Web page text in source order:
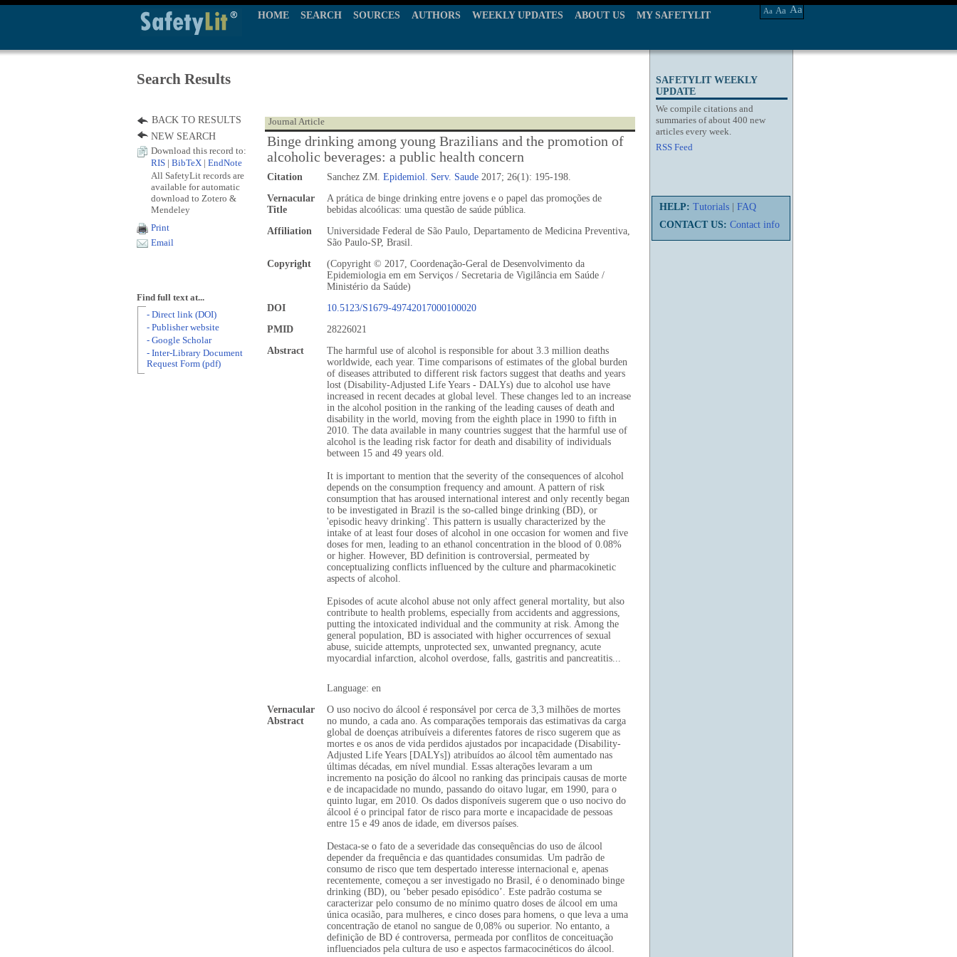
HOME SEARCH SOURCES AUTHORS WEEKLY UPDATES ABOUT US MY SAFETYLIT Aa Aa Aa
SAFETYLIT WEEKLY
UPDATE
We compile citations and
summaries of about 400 new
articles every week.
RSS Feed
HELP: Tutorials
FAQ
CONTACT US: Contact info
Search Results
Journal Article
Binge drinking among young Brazilians and the promotion of
alcoholic beverages: a public health concern
Citation Sanchez ZM. Epidemiol. Serv. Saude 2017; 26(1): 195-198.
Vernacular
Title
A prática de binge drinking entre jovens e o papel das promoções de
bebidas alcoólicas: uma questão de saúde pública.
Affiliation
Universidade Federal de São Paulo, Departamento de Medicina Preventiva,
São Paulo-SP, Brasil.
Copyright
(Copyright © 2017, Coordenação-Geral de Desenvolvimento da
Epidemiologia em em Serviços / Secretaria de Vigilância em Saúde /
Ministério da Saúde)
DOI
10.5123/S1679-49742017000100020
PMID
28226021
Abstract
The harmful use of alcohol is responsible for about 3.3 million deaths
worldwide, each year. Time comparisons of estimates of the global burden
of diseases attributed to different risk factors suggest that deaths and years
lost (Disability-Adjusted Life Years - DALYs) due to alcohol use have
increased in recent decades at global level. These changes led to an increase
in the alcohol position in the ranking of the leading causes of death and
disability in the world, moving from the eighth place in 1990 to fifth in
2010. The data available in many countries suggest that the harmful use of
alcohol is the leading risk factor for death and disability of individuals
between 15 and 49 years old.
It is important to mention that the severity of the consequences of alcohol
depends on the consumption frequency and amount. A pattern of risk
consumption that has aroused international interest and only recently began
to be investigated in Brazil is the so-called binge drinking (BD), or
'episodic heavy drinking'. This pattern is usually characterized by the
intake of at least four doses of alcohol in one occasion for women and five
doses for men, leading to an ethanol concentration in the blood of 0.08%
or higher. However, BD definition is controversial, permeated by
conceptualizing conflicts influenced by the culture and pharmacokinetic
aspects of alcohol.
Episodes of acute alcohol abuse not only affect general mortality, but also
contribute to health problems, especially from accidents and aggressions,
putting the intoxicated individual and the community at risk. Among the
general population, BD is associated with higher occurrences of sexual
abuse, suicide attempts, unprotected sex, unwanted pregnancy, acute
myocardial infarction, alcohol overdose, falls, gastritis and pancreatitis...
Language: en
Vernacular
Abstract
O uso nocivo do álcool é responsável por cerca de 3,3 milhões de mortes
no mundo, a cada ano. As comparações temporais das estimativas da carga
global de doenças atribuíveis a diferentes fatores de risco sugerem que as
mortes e os anos de vida perdidos ajustados por incapacidade (Disability-
Adjusted Life Years [DALYs]) atribuídos ao álcool têm aumentado nas
últimas décadas, em nível mundial. Essas alterações levaram a um
incremento na posição do álcool no ranking das principais causas de morte
e de incapacidade no mundo, passando do oitavo lugar, em 1990, para o
quinto lugar, em 2010. Os dados disponíveis sugerem que o uso nocivo do
álcool é o principal fator de risco para morte e incapacidade de pessoas
entre 15 e 49 anos de idade, em diversos países.
Destaca-se o fato de a severidade das consequências do uso de álcool
depender da frequência e das quantidades consumidas. Um padrão de
consumo de risco que tem despertado interesse internacional e, apenas
recentemente, começou a ser investigado no Brasil, é o denominado binge
drinking (BD), ou ‘beber pesado episódico’. Este padrão costuma se
caracterizar pelo consumo de no mínimo quatro doses de álcool em uma
única ocasião, para mulheres, e cinco doses para homens, o que leva a uma
concentração de etanol no sangue de 0,08% ou superior. No entanto, a
definição de BD é controversa, permeada por conflitos de conceituação
influenciados pela cultura de uso e aspectos farmacocinéticos do álcool.
BACK TO RESULTS
NEW SEARCH
Download this record to:
RIS
BibTeX EndNote
All SafetyLit records are
available for automatic
download to Zotero &
Mendeley
Print
Email
Find full text at...
- Direct link (DOI)
- Publisher website
- Google Scholar
- Inter-Library Document
Request Form (pdf)